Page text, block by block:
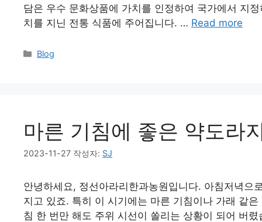
담은 우수 문화상품에 가치를 인정하여 국가에서 지
치를 지닌 전통 식품에 주어집니다. … Read more
Blog
마른 기침에 좋은 약도라
2023-11-27 작성자: SJ
안녕하세요, 정선아라리한과농원입니다. 아침저녁으
지고 있죠. 특히 이 시기에는 마른 기침이나 가래 같
침 한 번만 해도 주위 시선이 쏠리는 상황이 되어 버